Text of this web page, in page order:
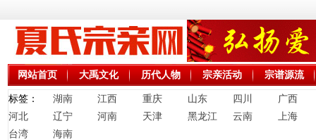
网站首页 大禹文化 历代人物 宗亲活动 宗谱源流
标签： 湖南 江西 重庆 山东 四川
广西
河北
辽宁 河南 天津 黑龙江 云南
上海
台湾
海南